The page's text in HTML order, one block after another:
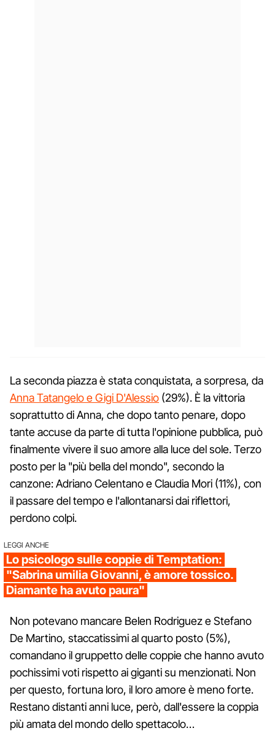
La seconda piazza è stata conquistata, a sorpresa, da
Anna Tatangelo e Gigi D'Alessio (29%). È la vittoria
soprattutto di Anna, che dopo tanto penare, dopo
tante accuse da parte di tutta l'opinione pubblica, può
finalmente vivere il suo amore alla luce del sole. Terzo
posto per la "più bella del mondo", secondo la
canzone: Adriano Celentano e Claudia Mori (11%), con
il passare del tempo e l'allontanarsi dai riflettori,
perdono colpi.
LEGGI ANCHE
Lo psicologo sulle coppie di Temptation:
"Sabrina umilia Giovanni, è amore tossico.
Diamante ha avuto paura"
Non potevano mancare Belen Rodriguez e Stefano
De Martino, staccatissimi al quarto posto (5%),
comandano il gruppetto delle coppie che hanno avuto
pochissimi voti rispetto ai giganti su menzionati. Non
per questo, fortuna loro, il loro amore è meno forte.
Restano distanti anni luce, però, dall'essere la coppia
più amata del mondo dello spettacolo…